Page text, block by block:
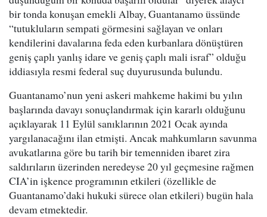
bir tonda konuşan emekli Albay, Guantanamo üssünde
“tutukluların sempati görmesini sağlayan ve onları
kendilerini davalarına feda eden kurbanlara dönüştüren
geniş çaplı yanlış idare ve geniş çaplı mali israf” olduğu
iddiasıyla resmi federal suç duyurusunda bulundu.
Guantanamo’nun yeni askeri mahkeme hakimi bu yılın
başlarında davayı sonuçlandırmak için kararlı olduğunu
açıklayarak 11 Eylül sanıklarının 2021 Ocak ayında
yargılanacağını ilan etmişti. Ancak mahkumların savunma
avukatlarına göre bu tarih bir temenniden ibaret zira
saldırıların üzerinden neredeyse 20 yıl geçmesine rağmen
CIA’in işkence programının etkileri (özellikle de
Guantanamo’daki hukuki sürece olan etkileri) bugün hala
devam etmektedir.